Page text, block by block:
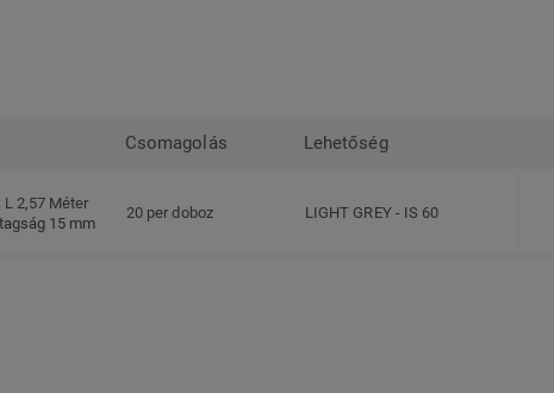
Csomagolás Lehetőség
L 2,57 Méter
15 mm
20 per doboz LIGHT GREY - IS 60